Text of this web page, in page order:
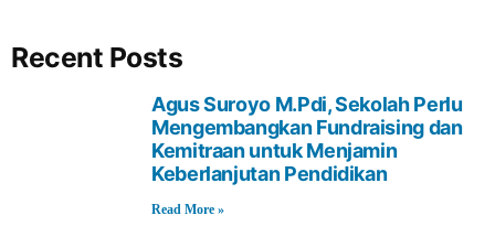
Recent Posts
Agus Suroyo M.Pdi, Sekolah Perlu
Mengembangkan Fundraising dan
Kemitraan untuk Menjamin
Keberlanjutan Pendidikan
Read More »